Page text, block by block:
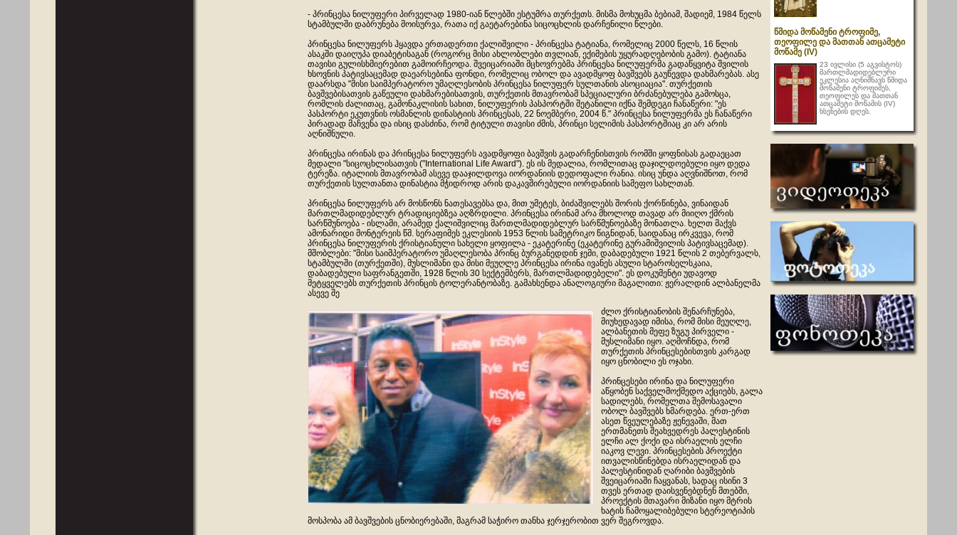
- პრინცესა ნილუფერი პირველად 1980-იან წლებში ესტუმრა თურქეთს. მისმა მოხუცმა ბებიამ, შადიემ, 1984 წელს
სტამბულში დაბრუნება მოისურვა, რათა იქ გაეტარებინა სიცოცხლის დარჩენილი წლები.
პრინცესა ნილუფერს ჰყავდა ერთადერთი ქალიშვილი - პრინცესა ტატიანა, რომელიც 2000 წელს, 16 წლის
ასაკში დაიღუპა დიაბეტისაგან (როგორც მისი ახლობლები თვლიან, ექიმების უყურადღებობის გამო). ტატიანა
თავისი გულისხმიერებით გამოირჩეოდა. შვეიცარიაში მცხოვრებმა პრინცესა ნილუფერმა გადაწყვიტა შვილის
ხსოვნის პატივსაცემად დაეარსებინა ფონდი, რომელიც ობოლ და ავადმყოფ ბავშვებს გაუწევდა დახმარებას. ასე
დაარსდა "მისი საიმპერატორო უმაღლესობის პრინცესა ნილუფერ სულთანის ასოციაცია". თურქეთის
ბავშვებისათვის გაწეული დახმარებისათვის, თურქეთის მთავრობამ სპეციალური ბრძანებულება გამოსცა,
რომლის ძალითაც, გამონაკლისის სახით, ნილუფერის პასპორტში შეტანილი იქნა შემდეგი ჩანაწერი: "ეს
პასპორტი ეკუთვნის ოსმანლის დინასტიის პრინცესას, 22 ნოემბერი, 2004 წ." პრინცესა ნილუფერმა ეს ჩანაწერი
პირადად მაჩვენა და ისიც დასძინა, რომ ტიტული თავისი ძმის, პრინცი სელიმის პასპორტშიაც კი არ არის
აღნიშნული.
პრინცესა ირინას და პრინცესა ნილუფერს ავადმყოფი ბავშვის გადარჩენისთვის რომში ყოფნისას გადაეცათ
მედალი "სიცოცხლისათვის ("International Life Award"). ეს ის მედალია, რომლითაც დაჯილდოებული იყო დედა
ტერეზა. იტალიის მთავრობამ ასევე დააჯილდოვა იორდანიის დედოფალი რანია. ისიც უნდა აღვნიშნოთ, რომ
თურქეთის სულთანთა დინასტია მჭიდროდ არის დაკავშირებული იორდანიის სამეფო სახლთან.
პრინცესა ნილუფერს არ მოსწონს ნათესავებსა და, მით უმეტეს, ბიძაშვილებს შორის ქორწინება, ვინაიდან
მართლმადიდებლურ ტრადიციებზეა აღზრდილი. პრინცესა ირინამ არა მხოლოდ თავად არ მიიღო ქმრის
სარწმუნოება - ისლამი, არამედ ქალიშვილიც მართლმადიდებლურ სარწმუნოებაზე მონათლა. ხელთ მაქვს
ამონარიდი მონტერეის წმ. სერაფიმეს ეკლესიის 1953 წლის სამეტრიკო წიგნიდან, საიდანაც ირკვევა, რომ
პრინცესა ნილუფერის ქრისტიანული სახელი ყოფილა - ეკატერინე (ეკატერინე გურამიშვილის პატივსაცემად).
მშობლები: "მისი საიმპერატორო უმაღლესობა პრინც ბურგანედდინ ჯემი, დაბადებული 1921 წლის 2 თებერვალს,
სტამბულში (თურქეთში), მუსლიმანი და მისი მეუღლე პრინცესა ირინა ივანეს ასული სტაროსელსკაია,
დაბადებული საფრანგეთში, 1928 წლის 30 სექტემბერს, მართლმადიდებელი". ეს დოკუმენტი უდავოდ
მეტყველებს თურქეთის პრინცის ტოლერანტობაზე. გამახსენდა ანალოგიური მაგალითი: ჟერალდინ ალბანელმა
ასევე შე
ძლო ქრისტიანობის შენარჩუნება,
მიუხედავად იმისა, რომ მისი მეუღლე,
ალბანეთის მეფე ზუგუ პირველი -
მუსლიმანი იყო. აღმოჩნდა, რომ
თურქეთის პრინცესებისთვის კარგად
იყო ცნობილი ეს ოჯახი.
პრინცესები ირინა და ნილუფერი
აწყობენ საქველმოქმედო აქციებს, გალა
სადილებს, რომელთა შემოსავალი
ობოლ ბავშვებს ხმარდება. ერთ-ერთ
ასეთ წვეულებაზე ჟენევაში, მათ
ერთმანეთს შეახვედრეს პალესტინის
ელჩი ალ ქოქი და ისრაელის ელჩი
იაკოვ ლევი. პრინცესების პროექტი
ითვალისწინებდა ისრაელიდან და
პალესტინიდან ღარიბი ბავშვების
შვეიცარიაში ჩაყვანას, სადაც ისინი 3
თვეს ერთად დაისვენებდნენ მთებში,
პროექტის მთავარი მიზანი იყო მტრის
ხატის ჩამოყალიბებული სტერეოტიპის
მოსპობა ამ ბავშვების ცნობიერებაში, მაგრამ საჭირო თანხა ჯერჯერობით ვერ შეგროვდა.
წმიდა მოწამენი ტროფიმე,
თეოფილე და მათთან ათცამეტი
მოწამე (IV)
23 ივლისი (5 აგვისტოს)
მართლმადიდებლური
ეკლესია აღნიშნავს წმიდა
მოწამენი ტროფიმეს,
თეოფილეს და მათთან
ათცამეტი მოწამის (IV)
ხსენების დღეს.